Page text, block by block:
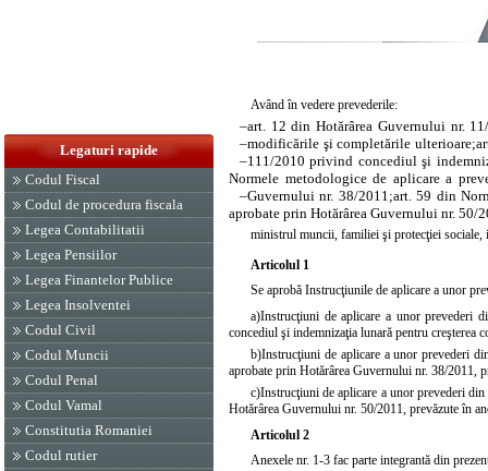
Legaturi rapide
Codul Fiscal
Codul de procedura fiscala
Legea Contabilitatii
Legea Pensiilor
Legea Finantelor Publice
Legea Insolventei
Codul Civil
Codul Muncii
Codul Penal
Codul Vamal
Constitutia Romaniei
Codul rutier
Având în vedere prevederile:
–art. 12 din Hotărârea Guvernului nr.
modificările şi completările ulterioare;
–
111/2010 privind concediul şi
–
Normele metodologice de aplicare a
Guvernului nr. 38/2011 ;
–
art. 59 din
aprobate prin Hotărârea Guvernului nr. 50/
ministrul muncii, familiei şi protecţiei sociale,
Articolul 1
Se aprobă Instrucţiunile de aplicare a unor
a)Instrucţiuni de aplicare a unor prevederi
concediul şi indemnizaţia lunară pentru creşterea
b)Instrucţiuni de aplicare a unor prevederi
aprobate prin Hotărârea Guvernului nr. 38/2011 ,
c)Instrucţiuni de aplicare a unor prevederi
Hotărârea Guvernului nr. 50/2011 , prevăzute în
Articolul 2
Anexele nr. 1-3 fac parte integrantă din